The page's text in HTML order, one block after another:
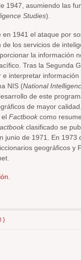
1947, asumiendo las
Studies).
en 1941 el ataque por
de los servicios de
la información
Tras la Segunda
e interpretar
NIS (National
de este
de mayor
el Factbookcomo
clasificado se
junio de 1971. En
geográficos y
}